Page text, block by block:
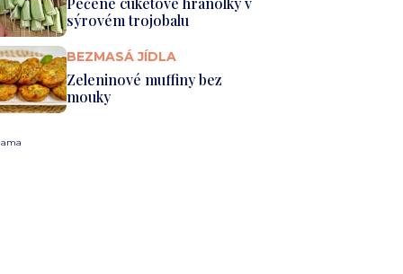
sýrovém trojobalu
BEZMASÁ JÍDLA
Zeleninové muffiny bez
mouky